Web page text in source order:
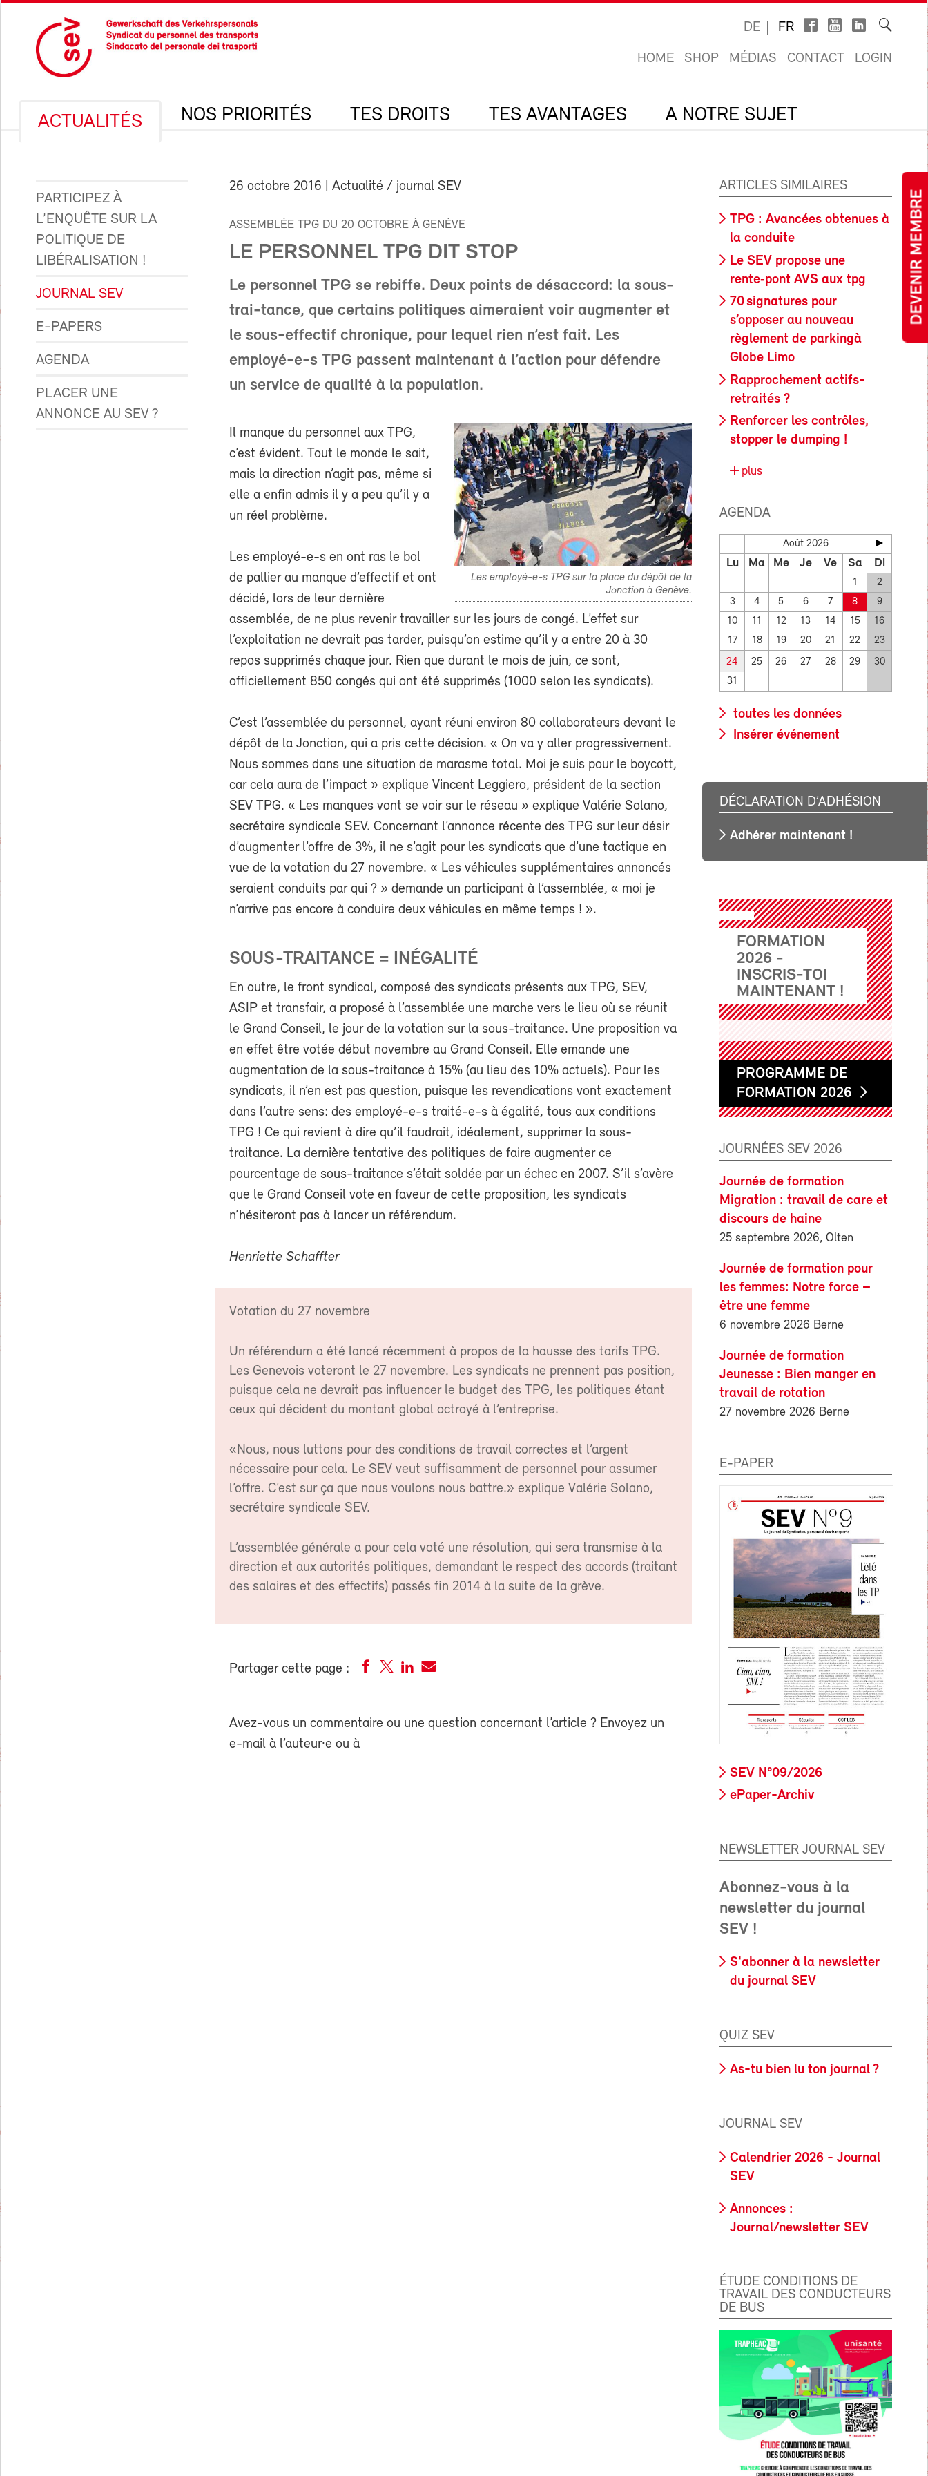
DEVENIR MEMBRE
DE FR
HOME SHOP MÉDIAS CONTACT LOGIN
ACTUALITÉS NOS PRIORITÉS TES DROITS TES AVANTAGES A NOTRE SUJET
PARTICIPEZ À
L’ENQUÊTE SUR LA
POLITIQUE DE
LIBÉRALISATION !
JOURNAL SEV
E-PAPERS
AGENDA
PLACER UNE
ANNONCE AU SEV ?
26 octobre 2016 | Actualité / journal SEV
ASSEMBLÉE TPG DU 20 OCTOBRE À GENÈVE
LE PERSONNEL TPG DIT STOP
Le personnel TPG se rebiffe. Deux points de désaccord: la sous-
trai-tance, que certains politiques aimeraient voir augmenter et
le sous-effectif chronique, pour lequel rien n’est fait. Les
employé-e-s TPG passent maintenant à l’action pour défendre
un service de qualité à la population.
Les employé-e-s TPG sur la place du dépôt de la
Jonction à Genève.
Il manque du personnel aux TPG,
c’est évident. Tout le monde le sait,
mais la direction n’agit pas, même si
elle a enfin admis il y a peu qu’il y a
un réel problème.
Les employé-e-s en ont ras le bol
de pallier au manque d’effectif et ont
décidé, lors de leur dernière
assemblée, de ne plus revenir travailler sur les jours de congé. L’effet sur
l’exploitation ne devrait pas tarder, puisqu’on estime qu’il y a entre 20 à 30
repos supprimés chaque jour. Rien que durant le mois de juin, ce sont,
officiellement 850 congés qui ont été supprimés (1000 selon les syndicats).
C’est l’assemblée du personnel, ayant réuni environ 80 collaborateurs devant le
dépôt de la Jonction, qui a pris cette décision. « On va y aller progressivement.
Nous sommes dans une situation de marasme total. Moi je suis pour le boycott,
car cela aura de l’impact » explique Vincent Leggiero, président de la section
SEV TPG. « Les manques vont se voir sur le réseau » explique Valérie Solano,
secrétaire syndicale SEV. Concernant l’annonce récente des TPG sur leur désir
d’augmenter l’offre de 3%, il ne s’agit pour les syndicats que d’une tactique en
vue de la votation du 27 novembre. « Les véhicules supplémentaires annoncés
seraient conduits par qui ? » demande un participant à l’assemblée, « moi je
n’arrive pas encore à conduire deux véhicules en même temps ! ».
SOUS-TRAITANCE = INÉGALITÉ
En outre, le front syndical, composé des syndicats présents aux TPG, SEV,
ASIP et transfair, a proposé à l’assemblée une marche vers le lieu où se réunit
le Grand Conseil, le jour de la votation sur la sous-traitance. Une proposition va
en effet être votée début novembre au Grand Conseil. Elle emande une
augmentation de la sous-traitance à 15% (au lieu des 10% actuels). Pour les
syndicats, il n’en est pas question, puisque les revendications vont exactement
dans l’autre sens: des employé-e-s traité-e-s à égalité, tous aux conditions
TPG ! Ce qui revient à dire qu’il faudrait, idéalement, supprimer la sous-
traitance. La dernière tentative des politiques de faire augmenter ce
pourcentage de sous-traitance s’était soldée par un échec en 2007. S’il s’avère
que le Grand Conseil vote en faveur de cette proposition, les syndicats
n’hésiteront pas à lancer un référendum.
Henriette Schaffter
Votation du 27 novembre
Un référendum a été lancé récemment à propos de la hausse des tarifs TPG.
Les Genevois voteront le 27 novembre. Les syndicats ne prennent pas position,
puisque cela ne devrait pas influencer le budget des TPG, les politiques étant
ceux qui décident du montant global octroyé à l’entreprise.
«Nous, nous luttons pour des conditions de travail correctes et l’argent
nécessaire pour cela. Le SEV veut suffisamment de personnel pour assumer
l’offre. C’est sur ça que nous voulons nous battre.» explique Valérie Solano,
secrétaire syndicale SEV.
L’assemblée générale a pour cela voté une résolution, qui sera transmise à la
direction et aux autorités politiques, demandant le respect des accords (traitant
des salaires et des effectifs) passés fin 2014 à la suite de la grève.
Partager cette page :
Avez-vous un commentaire ou une question concernant l’article ? Envoyez un
e-mail à l’auteur·e ou à
ARTICLES SIMILAIRES
TPG : Avancées obtenues à
la conduite
Le SEV propose une
rente‑pont AVS aux tpg
70 signatures pour
s’opposer au nouveau
règlement de parkingà
Globe Limo
Rapprochement actifs-
retraités ?
Renforcer les contrôles,
stopper le dumping !
plus
AGENDA
Août 2026
Lu Ma Me Je Ve Sa Di
1
2
3
4 5 6 7 8
9
10
11 12 13 14 15
16
17
18 19 20 21 22 23
24 25 26 27 28 29
30
31
toutes les données
Insérer événement
DÉCLARATION D’ADHÉSION
Adhérer maintenant !
FORMATION
2026 -
INSCRIS-TOI
MAINTENANT !
PROGRAMME DE
FORMATION 2026
JOURNÉES SEV 2026
Journée de formation
Migration : travail de care et
discours de haine
25 septembre 2026, Olten
Journée de formation pour
les femmes: Notre force –
être une femme
6 novembre 2026 Berne
Journée de formation
Jeunesse : Bien manger en
travail de rotation
27 novembre 2026 Berne
E-PAPER
SEV N°09/2026
ePaper-Archiv
NEWSLETTER JOURNAL SEV
Abonnez-vous à la
newsletter du journal
SEV !
S'abonner à la newsletter
du journal SEV
QUIZ SEV
As-tu bien lu ton journal ?
JOURNAL SEV
Calendrier 2026 - Journal
SEV
Annonces :
Journal/newsletter SEV
ÉTUDE CONDITIONS DE
TRAVAIL DES CONDUCTEURS
DE BUS